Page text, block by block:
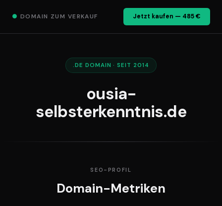
● DOMAIN ZUM VERKAUF Jetzt kaufen — 485 €
.DE DOMAIN · SEIT 2014
ousia-
selbsterkenntnis.de
SEO-PROFIL
Domain-Metriken